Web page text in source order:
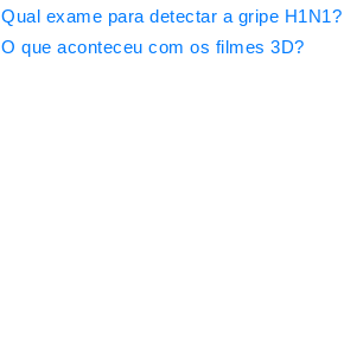
Qual exame para detectar a gripe H1N1?
O que aconteceu com os filmes 3D?